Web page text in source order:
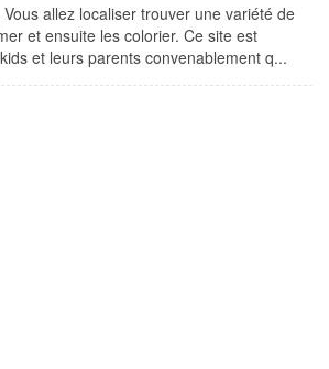
allez localiser trouver une variété de
et ensuite les colorier. Ce site est
et leurs parents convenablement q...